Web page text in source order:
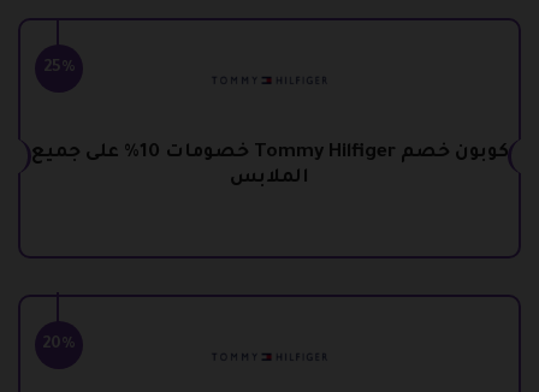
25%
كوبون خصم Tommy Hilfiger خصومات 10% على جميع
الملابس
20%